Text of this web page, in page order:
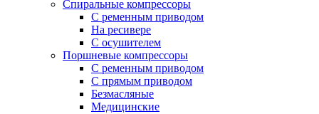
Спиральные компрессоры
С ременным приводом
На ресивере
С осушителем
Поршневые компрессоры
С ременным приводом
С прямым приводом
Безмасляные
Медицинские